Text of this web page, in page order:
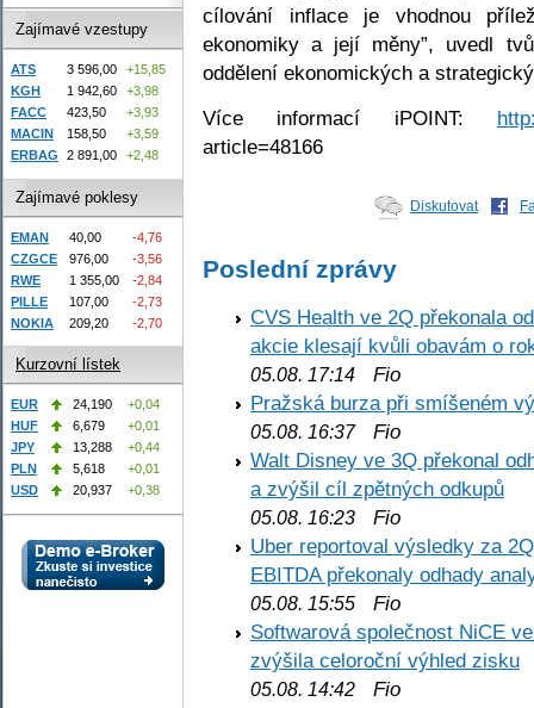
cílování inflace je vhodnou
ekonomiky a její měny”, uvedl
oddělení ekonomických a
Více informací iPOINT:
article=48166
Diskutovat
Poslední zprávy
CVS Health ve 2Q překonala
akcie klesají kvůli obavám o
05.08. 17:14 Fio
Pražská burza při smíšeném
05.08. 16:37Fio
Walt Disney ve 3Q překonal
a zvýšil cíl zpětných odkupů
05.08. 16:23 Fio
Uber reportoval výsledky za
EBITDA překonaly odhady
05.08. 15:55 Fio
Softwarová společnost NiCE
zvýšila celoroční výhled zisku
05.08. 14:42 Fio
Zajímavé vzestupy
ATS 3 596,00
+15,85
KGH
1 942,60
+3,98
FACC
423,50
+3,93
MACIN
158,50
+3,59
ERBAG
2 891,00 +2,48
Zajímavé poklesy
EMAN 40,00
-4,76
CZGCE
976,00
-3,56
RWE
1 355,00
-2,84
PILLE
107,00
-2,73
NOKIA
209,20 -2,70
Kurzovní lístek
EUR 24,190
+0,04
HUF
6,679
+0,01
JPY
13,288
+0,44
PLN
5,618
+0,01
USD
20,937 +0,38